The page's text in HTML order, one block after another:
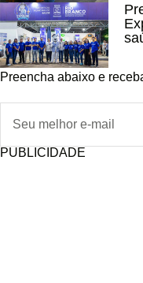
Preencha abaixo e
PUBLICIDADE